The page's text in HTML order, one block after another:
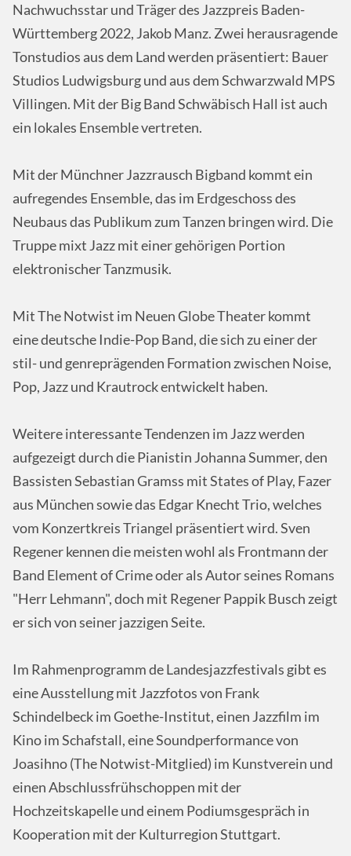
Nachwuchsstar und Träger des Jazzpreis Baden-
Württemberg 2022, Jakob Manz. Zwei herausragende
Tonstudios aus dem Land werden präsentiert: Bauer
Studios Ludwigsburg und aus dem Schwarzwald MPS
Villingen. Mit der Big Band Schwäbisch Hall ist auch
ein lokales Ensemble vertreten.
Mit der Münchner Jazzrausch Bigband kommt ein
aufregendes Ensemble, das im Erdgeschoss des
Neubaus das Publikum zum Tanzen bringen wird. Die
Truppe mixt Jazz mit einer gehörigen Portion
elektronischer Tanzmusik.
Mit The Notwist im Neuen Globe Theater kommt
eine deutsche Indie-Pop Band, die sich zu einer der
stil- und genreprägenden Formation zwischen Noise,
Pop, Jazz und Krautrock entwickelt haben.
Weitere interessante Tendenzen im Jazz werden
aufgezeigt durch die Pianistin Johanna Summer, den
Bassisten Sebastian Gramss mit States of Play, Fazer
aus München sowie das Edgar Knecht Trio, welches
vom Konzertkreis Triangel präsentiert wird. Sven
Regener kennen die meisten wohl als Frontmann der
Band Element of Crime oder als Autor seines Romans
"Herr Lehmann", doch mit Regener Pappik Busch zeigt
er sich von seiner jazzigen Seite.
Im Rahmenprogramm de Landesjazzfestivals gibt es
eine Ausstellung mit Jazzfotos von Frank
Schindelbeck im Goethe-Institut, einen Jazzfilm im
Kino im Schafstall, eine Soundperformance von
Joasihno (The Notwist-Mitglied) im Kunstverein und
einen Abschlussfrühschoppen mit der
Hochzeitskapelle und einem Podiumsgespräch in
Kooperation mit der Kulturregion Stuttgart.